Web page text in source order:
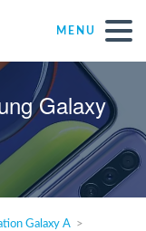
MENU
marques
Galaxy
Galaxy A